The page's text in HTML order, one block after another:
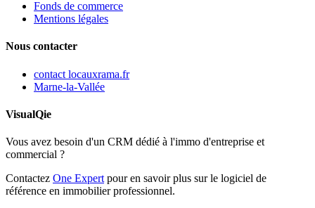
Fonds de commerce
Mentions légales
Nous contacter
contact locauxrama.fr
Marne-la-Vallée
VisualQie
Vous avez besoin d'un CRM dédié à l'immo d'entreprise et
commercial ?
Contactez One Expert pour en savoir plus sur le logiciel de
référence en immobilier professionnel.